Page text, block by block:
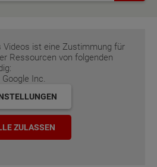
Videos ist eine Zustimmung für
Ressourcen von folgenden
Google Inc.
ZULASSEN